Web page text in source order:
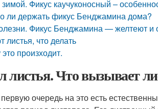
Фикус каучуконосный –
ли держать фикус Бенджамина дома?
Фикус Бенджамина — желтеют и
что делать
произходит.
листья. Что вызывает
очередь на это есть